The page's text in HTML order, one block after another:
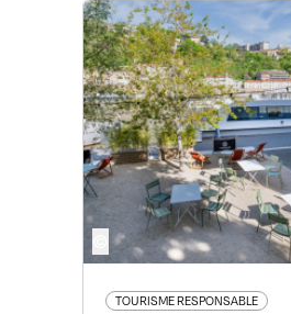
TOURISME RESPONSABLE